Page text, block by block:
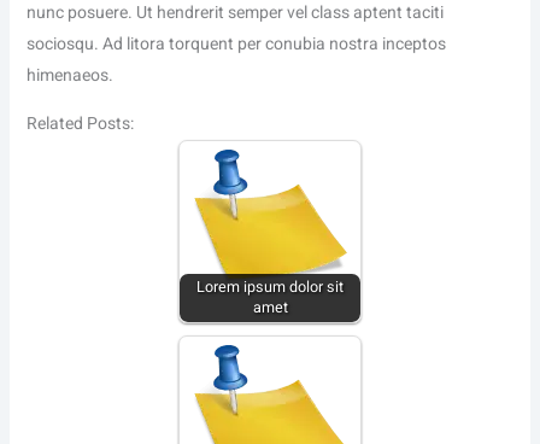
nunc posuere. Ut hendrerit semper vel class aptent taciti
sociosqu. Ad litora torquent per conubia nostra inceptos
himenaeos.
Related Posts:
Lorem ipsum dolor sit
amet